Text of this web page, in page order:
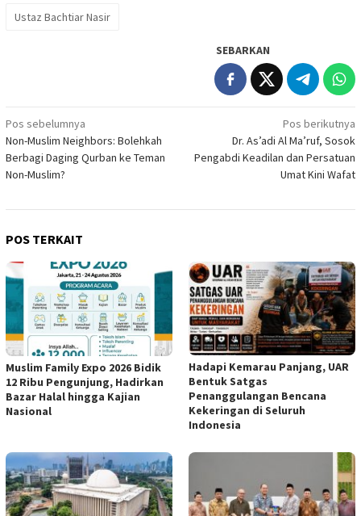
Ustaz Bachtiar Nasir
SEBARKAN
Navigasi
pos
Pos sebelumnya
Non-Muslim Neighbors: Bolehkah
Berbagi Daging Qurban ke Teman
Non-Muslim?
Pos berikutnya
Dr. As’adi Al Ma’ruf, Sosok
Pengabdi Keadilan dan Persatuan
Umat Kini Wafat
POS TERKAIT
Muslim Family Expo 2026 Bidik
12 Ribu Pengunjung, Hadirkan
Bazar Halal hingga Kajian
Nasional
Hadapi Kemarau Panjang, UAR
Bentuk Satgas
Penanggulangan Bencana
Kekeringan di Seluruh
Indonesia